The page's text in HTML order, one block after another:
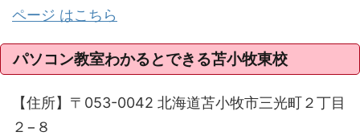
ページ はこちら
パソコン教室わかるとできる苫小牧東校
【住所】〒053-0042 北海道苫小牧市三光町２丁目
２−８